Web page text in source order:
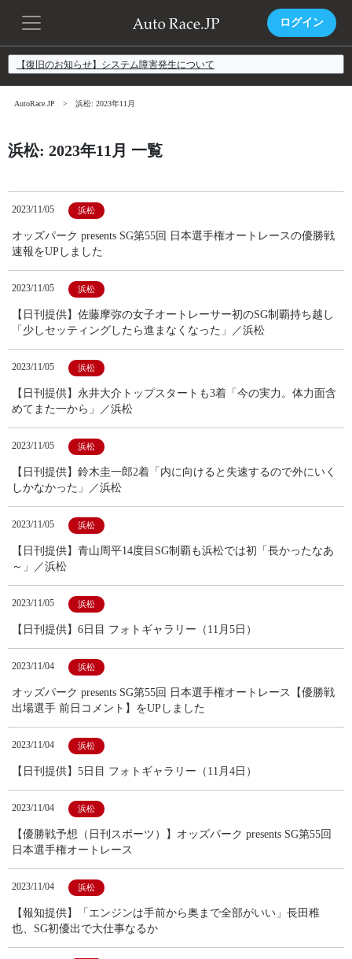
ログイン
【復旧のお知らせ】システム障害発生について
AutoRace.JP 浜松: 2023年11月
浜松: 2023年11月 一覧
2023/11/05 浜松
オッズパーク presents SG第55回 日本選手権オートレースの優勝戦
速報をUPしました
2023/11/05 浜松
【日刊提供】佐藤摩弥の女子オートレーサー初のSG制覇持ち越し
「少しセッティングしたら進まなくなった」／浜松
2023/11/05 浜松
【日刊提供】永井大介トップスタートも3着「今の実力。体力面含
めてまた一から」／浜松
2023/11/05 浜松
【日刊提供】鈴木圭一郎2着「内に向けると失速するので外にいく
しかなかった」／浜松
2023/11/05 浜松
【日刊提供】青山周平14度目SG制覇も浜松では初「長かったなあ
～」／浜松
2023/11/05 浜松
【日刊提供】6日目 フォトギャラリー（11月5日）
2023/11/04 浜松
オッズパーク presents SG第55回 日本選手権オートレース【優勝戦
出場選手 前日コメント】をUPしました
2023/11/04 浜松
【日刊提供】5日目 フォトギャラリー（11月4日）
2023/11/04 浜松
【優勝戦予想（日刊スポーツ）】オッズパーク presents SG第55回
日本選手権オートレース
2023/11/04 浜松
【報知提供】「エンジンは手前から奥まで全部がいい」長田稚
也、SG初優出で大仕事なるか